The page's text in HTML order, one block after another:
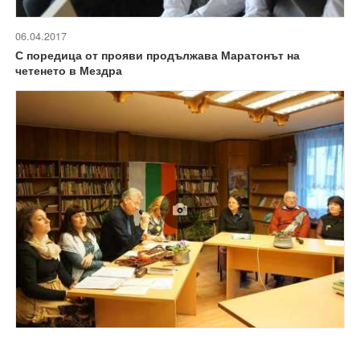
06.04.2017
С поредица от прояви продължава Маратонът на
четенето в Мездра